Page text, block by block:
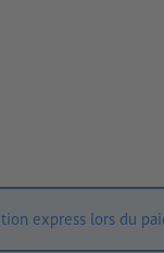
express lors du